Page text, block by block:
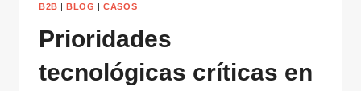
B2B |BLOG |CASOS
Prioridades
tecnológicas críticas en